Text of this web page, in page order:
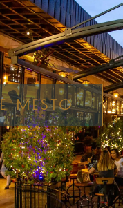
MESTO